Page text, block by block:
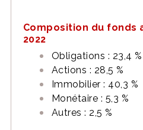
Composition du fonds
2022
Obligations : 23,4 %
Actions : 28,5 %
Immobilier : 40,3 %
Monétaire : 5,3 %
Autres : 2,5 %